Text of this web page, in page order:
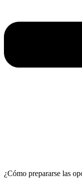
¿Cómo prepararse las